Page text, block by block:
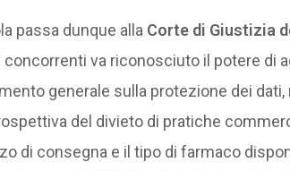
passa dunque alla Corte di Giustizia
concorrenti va riconosciuto il ​​potere di
generale sulla protezione dei
del divieto di pratiche
di consegna e il tipo di farmaco